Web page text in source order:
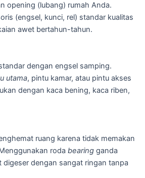
opening (lubang) rumah Anda.
(engsel, kunci, rel) standar kualitas
awet bertahun-tahun.
dengan engsel samping.
utama, pintu kamar, atau pintu akses
dengan kaca bening, kaca riben,
ruang karena tidak memakan
roda bearing ganda
digeser dengan sangat ringan tanpa